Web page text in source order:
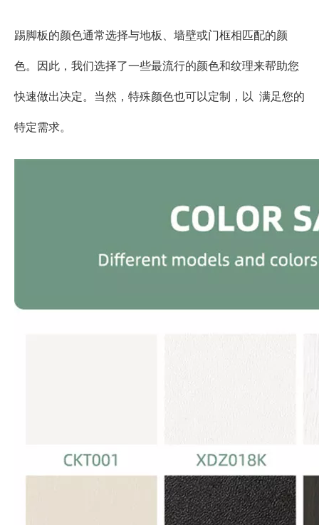
踢脚板的颜色通常选择与地板、墙壁或门框相匹配的颜
色。因此，我们选择了一些最流行的颜色和纹理来帮助您
快速做出决定。当然，特殊颜色也可以定制，以 满足您的
特定需求。